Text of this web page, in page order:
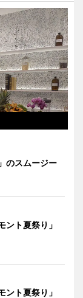
のスムージー
ント夏祭り」
ント夏祭り」